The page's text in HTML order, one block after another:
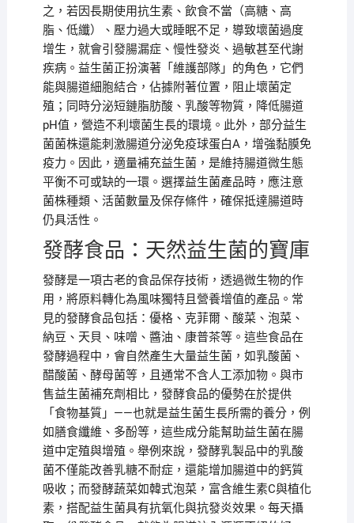
之，若因長期使用抗生素、飲食不當（高糖、高
脂、低纖）、壓力過大或睡眠不足，導致壞菌過度
增生，就會引發腸漏症、慢性發炎、過敏甚至代謝
疾病。益生菌正扮演著「維護部隊」的角色，它們
能與腸道細胞結合，佔據附著位置，阻止壞菌定
殖；同時分泌短鏈脂肪酸、乳酸等物質，降低腸道
pH值，營造不利壞菌生長的環境。此外，部分益生
菌菌株還能刺激腸道分泌免疫球蛋白A，增強黏膜免
疫力。因此，適量補充益生菌，是維持腸道微生態
平衡不可或缺的一環。選擇益生菌產品時，應注意
菌株種類、活菌數量及保存條件，確保抵達腸道時
仍具活性。
發酵食品：天然益生菌的寶庫
發酵是一項古老的食品保存技術，透過微生物的作
用，將原料轉化為風味獨特且營養增值的產品。常
見的發酵食品包括：優格、克菲爾、酸菜、泡菜、
納豆、天貝、味噌、醬油、康普茶等。這些食品在
發酵過程中，會自然產生大量益生菌，如乳酸菌、
醋酸菌、酵母菌等，且通常不含人工添加物。與市
售益生菌補充劑相比，發酵食品的優勢在於提供
「食物基質」——也就是益生菌生長所需的養分，例
如膳食纖維、多酚等，這些成分能幫助益生菌在腸
道中定殖與增殖。舉例來說，發酵乳製品中的乳酸
菌不僅能改善乳糖不耐症，還能增加腸道中的鈣質
吸收；而發酵蔬菜如韓式泡菜，富含維生素C與植化
素，搭配益生菌具有抗氧化與抗發炎效果。每天攝